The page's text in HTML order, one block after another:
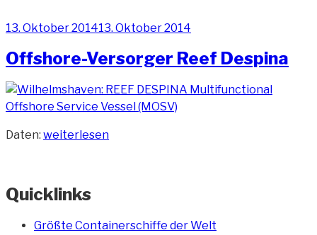
Passion“
Veröffentlicht
13. Oktober 201413. Oktober 2014
Offshore-Versorger Reef Despina
Daten: „Offshore-
Despina“
weiterlesen
Quicklinks
Größte Containerschiffe der Welt